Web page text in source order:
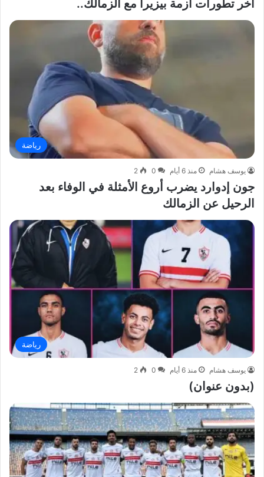
اخر تطورات ازمة بيزيرا مع الزمالك..
رياضة
يوسف هشام منذ 6 أيام 0
2
جون إدوارد يضرب أروع الأمثلة في الوفاء بعد
الرحيل عن الزمالك
رياضة
يوسف هشام منذ 6 أيام 0
2
(بدون عنوان)